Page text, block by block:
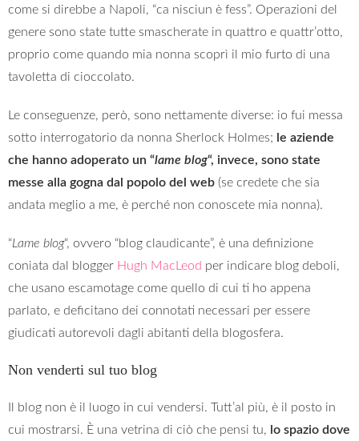
come si direbbe a Napoli, “ca nisciun è fess”. Operazioni del
genere sono state tutte smascherate in quattro e quattr’otto,
proprio come quando mia nonna scoprì il mio furto di una
tavoletta di cioccolato.
Le conseguenze, però, sono nettamente diverse: io fui messa
sotto interrogatorio da nonna Sherlock Holmes; le aziende
che hanno adoperato un “lame blog“, invece, sono state
messe alla gogna dal popolo del web (se credete che sia
andata meglio a me, è perché non conoscete mia nonna).
“Lame blog“, ovvero “blog claudicante”, è una definizione
coniata dal blogger Hugh MacLeod per indicare blog deboli,
che usano escamotage come quello di cui ti ho appena
parlato, e deficitano dei connotati necessari per essere
giudicati autorevoli dagli abitanti della blogosfera.
Non venderti sul tuo blog
Il blog non è il luogo in cui vendersi. Tutt’al più, è il posto in
cui mostrarsi. È una vetrina di ciò che pensi tu, lo spazio dove